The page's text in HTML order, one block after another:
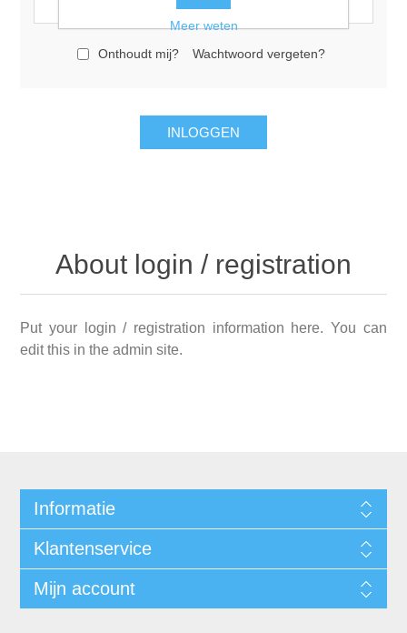
Onthoudt mij? Wachtwoord vergeten?
About login / registration
Put your login / registration information here. You can
edit this in the admin site.
Informatie
Klantenservice
Mijn account
Meer weten